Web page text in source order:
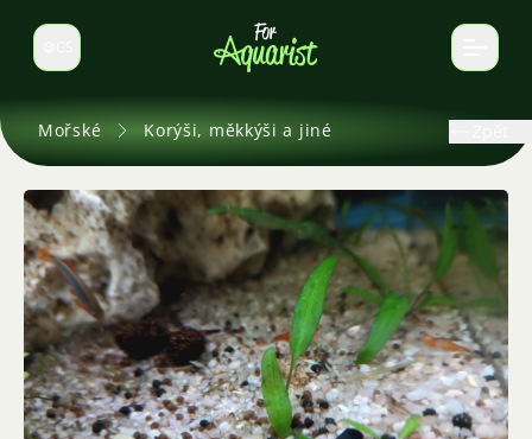
Select language
Mořské Korýši, měkkýši a jiné